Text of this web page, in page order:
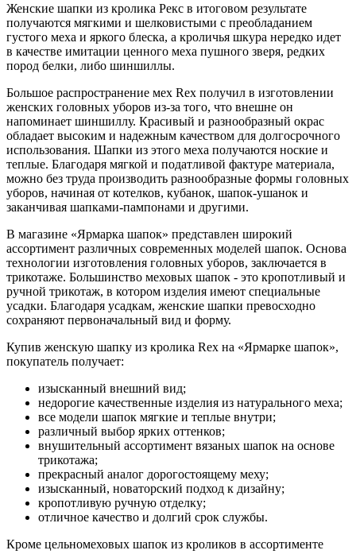
Женские шапки из кролика Рекс в итоговом результате
получаются мягкими и шелковистыми с преобладанием
густого меха и яркого блеска, а кроличья шкура нередко идет
в качестве имитации ценного меха пушного зверя, редких
пород белки, либо шиншиллы.
Большое распространение мех Rex получил в изготовлении
женских головных уборов из-за того, что внешне он
напоминает шиншиллу. Красивый и разнообразный окрас
обладает высоким и надежным качеством для долгосрочного
использования. Шапки из этого меха получаются ноские и
теплые. Благодаря мягкой и податливой фактуре материала,
можно без труда производить разнообразные формы головных
уборов, начиная от котелков, кубанок, шапок-ушанок и
заканчивая шапками-пампонами и другими.
В магазине «Ярмарка шапок» представлен широкий
ассортимент различных современных моделей шапок. Основа
технологии изготовления головных уборов, заключается в
трикотаже. Большинство меховых шапок - это кропотливый и
ручной трикотаж, в котором изделия имеют специальные
усадки. Благодаря усадкам, женские шапки превосходно
сохраняют первоначальный вид и форму.
Купив женскую шапку из кролика Rex на «Ярмарке шапок»,
покупатель получает:
изысканный внешний вид;
недорогие качественные изделия из натурального меха;
все модели шапок мягкие и теплые внутри;
различный выбор ярких оттенков;
внушительный ассортимент вязаных шапок на основе
трикотажа;
прекрасный аналог дорогостоящему меху;
изысканный, новаторский подход к дизайну;
кропотливую ручную отделку;
отличное качество и долгий срок службы.
Кроме цельномеховых шапок из кроликов в ассортименте